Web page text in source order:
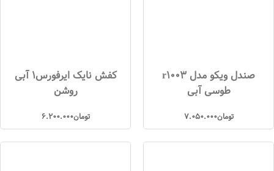
صندل ویکو مدل r1003
طوسی آبی
تومان7.050.000
کفش نایک ایرفورس1 آبی
روشن
تومان6.200.000